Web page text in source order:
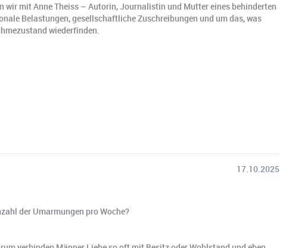
wir mit Anne Theiss – Autorin, Journalistin und Mutter eines behinderten
Belastungen, gesellschaftliche Zuschreibungen und um das, was
wiederfinden.
17.10.2025
der Umarmungen pro Woche?